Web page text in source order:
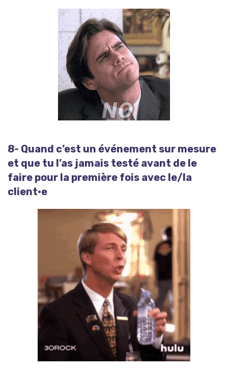
8- Quand c’est un événement sur mesure
et que tu l’as jamais testé avant de le
faire pour la première fois avec le/la
client·e